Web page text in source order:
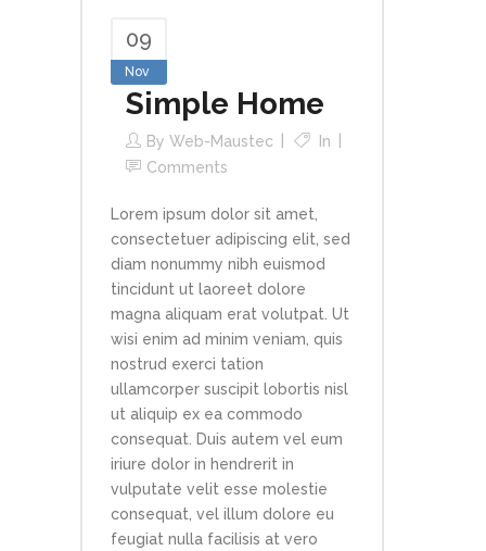
09
Nov
Simple Home
By Web-Maustec
In
Comments
Lorem ipsum dolor sit amet,
consectetuer adipiscing elit, sed
diam nonummy nibh euismod
tincidunt ut laoreet dolore
magna aliquam erat volutpat. Ut
wisi enim ad minim veniam, quis
nostrud exerci tation
ullamcorper suscipit lobortis nisl
ut aliquip ex ea commodo
consequat. Duis autem vel eum
iriure dolor in hendrerit in
vulputate velit esse molestie
consequat, vel illum dolore eu
feugiat nulla facilisis at vero